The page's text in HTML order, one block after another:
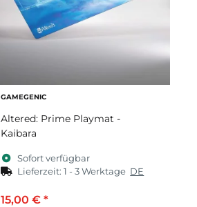
GAMEGENIC
Altered: Prime Playmat -
Kaibara
Sofort verfügbar
Lieferzeit:1 - 3 Werktage DE
15,00 € *